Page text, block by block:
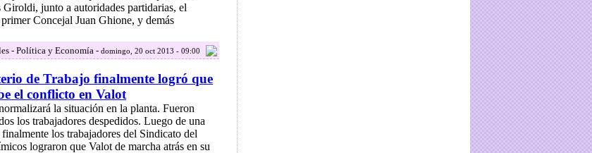
Giroldi, junto a autoridades partidarias, el
Concejal Juan Ghione, y demás
- Política y Economía - domingo, 20 oct 2013 - 09:00
de Trabajo finalmente logró que
el conflicto en Valot
la situación en la planta. Fueron
los trabajadores despedidos. Luego de una
los trabajadores del Sindicato del
lograron que Valot de marcha atrás en su